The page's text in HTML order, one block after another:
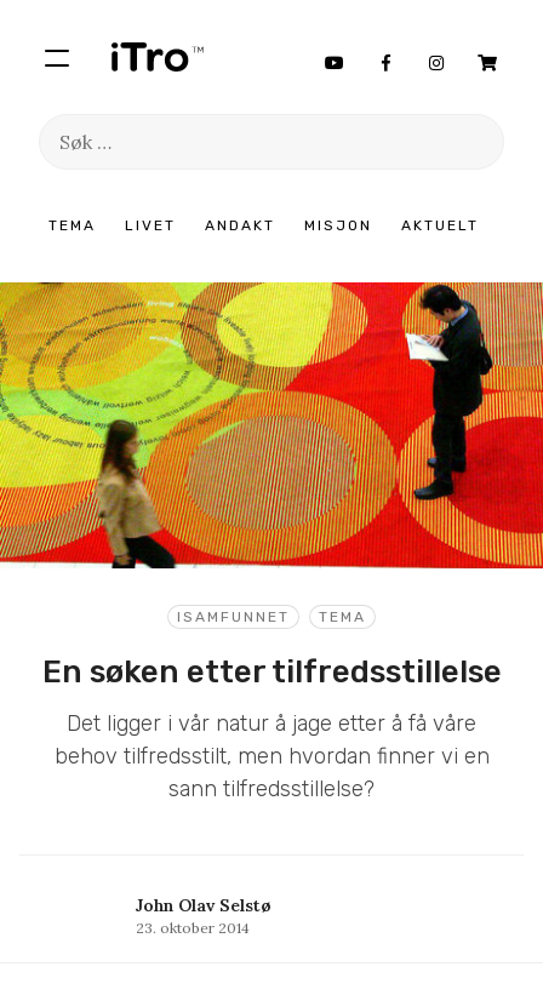
TEMA LIVET ANDAKT MISJON AKTUELT
Søk
innhold
ISAMFUNNET TEMA
En søken etter tilfredsstillelse
Det ligger i vår natur å jage etter å få våre
behov tilfredsstilt, men hvordan finner vi en
sann tilfredsstillelse?
John Olav Selstø
23. oktober 2014